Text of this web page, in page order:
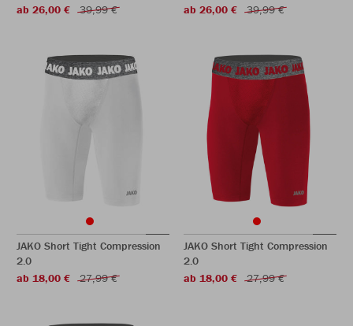
ab 26,00 €
39,99 €
ab 26,00 €
39,99 €
JAKO Short Tight Compression
2.0
ab 18,00 €
27,99 €
JAKO Short Tight Compression
2.0
ab 18,00 €
27,99 €